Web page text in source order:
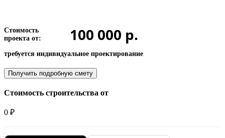
Стоимость
проекта от:
100 000 р.
требуется индивидуальное проектирование
Получить подробную смету
Стоимость строительства от
0 ₽